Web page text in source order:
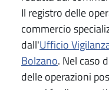
Il registro delle
commercio
dall'Ufficio
Bolzano. Nel caso
delle operazioni